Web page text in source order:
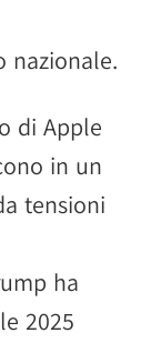
nazionale.
di Apple
in un
tensioni
ha
2025